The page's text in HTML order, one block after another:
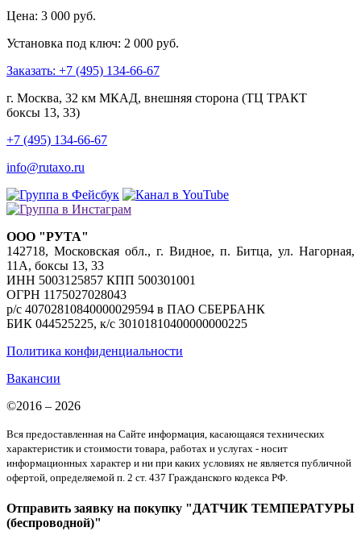
Цена: 3 000 руб.
Установка под ключ: 2 000 руб.
Заказать: +7 (495) 134-66-67
г. Москва, 32 км МКАД, внешняя сторона (ТЦ ТРАКТ
боксы 13, 33)
+7 (495) 134-66-67
info@rutaxo.ru
ООО "РУТА"
142718, Московская обл., г. Видное, п. Битца, ул. Нагорная,
11А, боксы 13, 33
ИНН 5003125857 КПП 500301001
ОГРН 1175027028043
р/с 40702810840000029594 в ПАО СБЕРБАНК
БИК 044525225, к/с 30101810400000000225
Политика конфиденциальности
Вакансии
©2016 – 2026
Вся предоставленная на Сайте информация, касающаяся технических
характеристик и стоимости товара, работах и услугах - носит
информационных характер и ни при каких условиях не является публичной
офертой, определяемой п. 2 ст. 437 Гражданского кодекса РФ.
Отправить заявку на покупку "ДАТЧИК ТЕМПЕРАТУРЫ
(беспроводной)"